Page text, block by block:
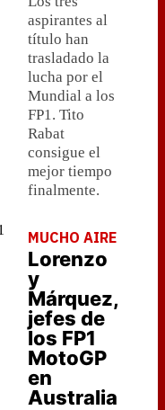
aspirantes al
título han
trasladado la
lucha por el
Mundial a los
FP1. Tito
Rabat
consigue el
mejor tiempo
finalmente.
MUCHO AIRE
Lorenzo
y
Márquez,
jefes de
los FP1
MotoGP
en
Australia